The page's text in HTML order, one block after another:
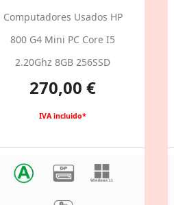
Computadores Usados HP
800 G4 Mini PC Core I5
2.20Ghz 8GB 256SSD
Preço
270,00 €
IVA incluido*